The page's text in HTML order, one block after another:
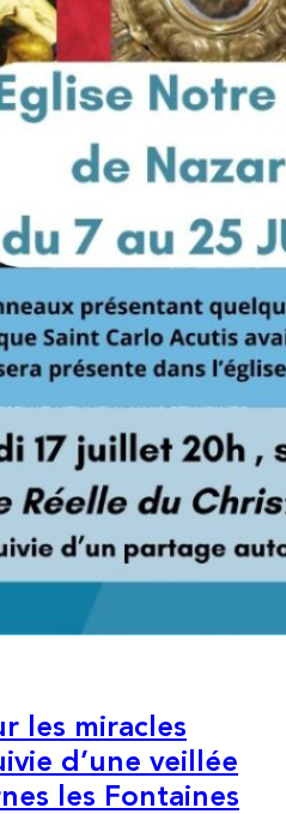
les miracles
d’une veillée
les Fontaines